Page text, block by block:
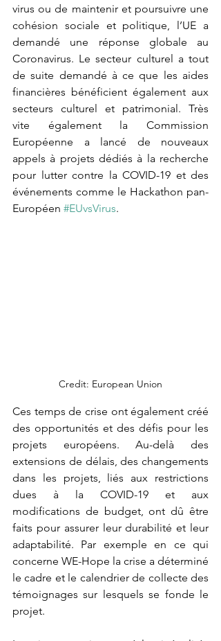
virus ou de maintenir et poursuivre une
cohésion sociale et politique, l’UE a
demandé une réponse globale au
Coronavirus. Le secteur culturel a tout
de suite demandé à ce que les aides
financières bénéficient également aux
secteurs culturel et patrimonial. Très
vite également la Commission
Européenne a lancé de nouveaux
appels à projets dédiés à la recherche
pour lutter contre la COVID-19 et des
événements comme le Hackathon pan-
Européen #EUvsVirus.
Credit: European Union
Ces temps de crise ont également créé
des opportunités et des défis pour les
projets européens. Au-delà des
extensions de délais, des changements
dans les projets, liés aux restrictions
dues à la COVID-19 et aux
modifications de budget, ont dû être
faits pour assurer leur durabilité et leur
adaptabilité. Par exemple en ce qui
concerne WE-Hope la crise a déterminé
le cadre et le calendrier de collecte des
témoignages sur lesquels se fonde le
projet.